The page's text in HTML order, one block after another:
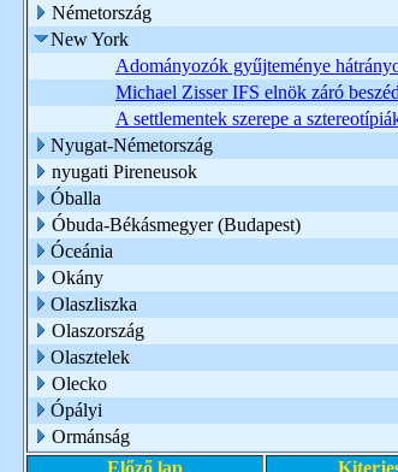
Németország
New York
Adományozók gyűjteménye
Michael Zisser IFS elnök záró
A settlementek szerepe a
Nyugat-Németország
nyugati Pireneusok
Óballa
Óbuda-Békásmegyer (Budapest)
Óceánia
Okány
Olaszliszka
Olaszország
Olasztelek
Olecko
Ópályi
Ormánság
Előző lap